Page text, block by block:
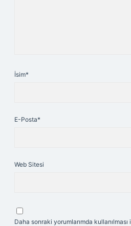
İsim*
E-Posta*
Web Sitesi
Daha sonraki yorumlarımda